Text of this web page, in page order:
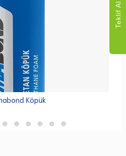
Köpük
Teklif Al